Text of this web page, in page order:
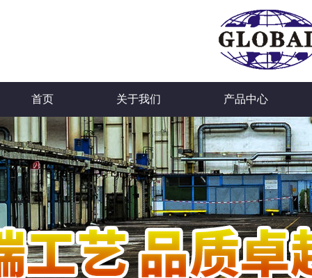
首页 关于我们 产品中心